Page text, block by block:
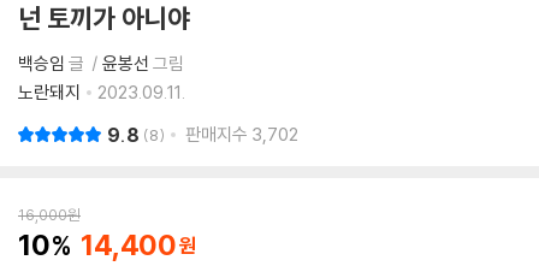
넌 토끼가 아니야
백승임 글 윤봉선 그림
노란돼지
2023.09.11.
9.8 8 판매지수 3,702
16,000원
10 14,400